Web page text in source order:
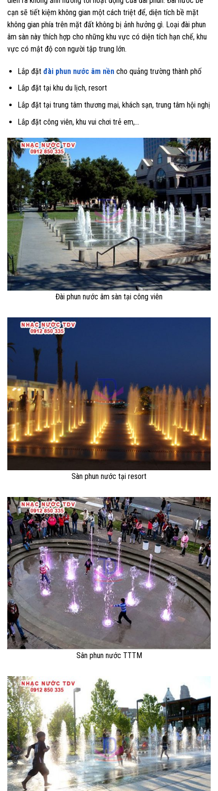
cạn sẽ tiết kiệm không gian một cách triệt để, diện tích bề mặt
không gian phía trên mặt đất không bị ảnh hưởng gì. Loại đài phun
âm sàn này thích hợp cho những khu vực có diện tích hạn chế, khu
vực có mật độ con người tập trung lớn.
Lắp đặt đài phun nước âm nềncho quảng trường thành phố
Lắp đặt tại khu du lịch, resort
Lắp đặt tại trung tâm thương mại, khách sạn, trung tâm hội nghị
Lắp đặt công viên, khu vui chơi trẻ em,…
Đài phun nước âm sàn tại công viên
Sàn phun nước tại resort
Sân phun nước TTTM